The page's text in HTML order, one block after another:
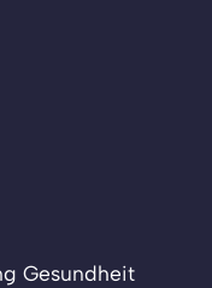
Gesundheit